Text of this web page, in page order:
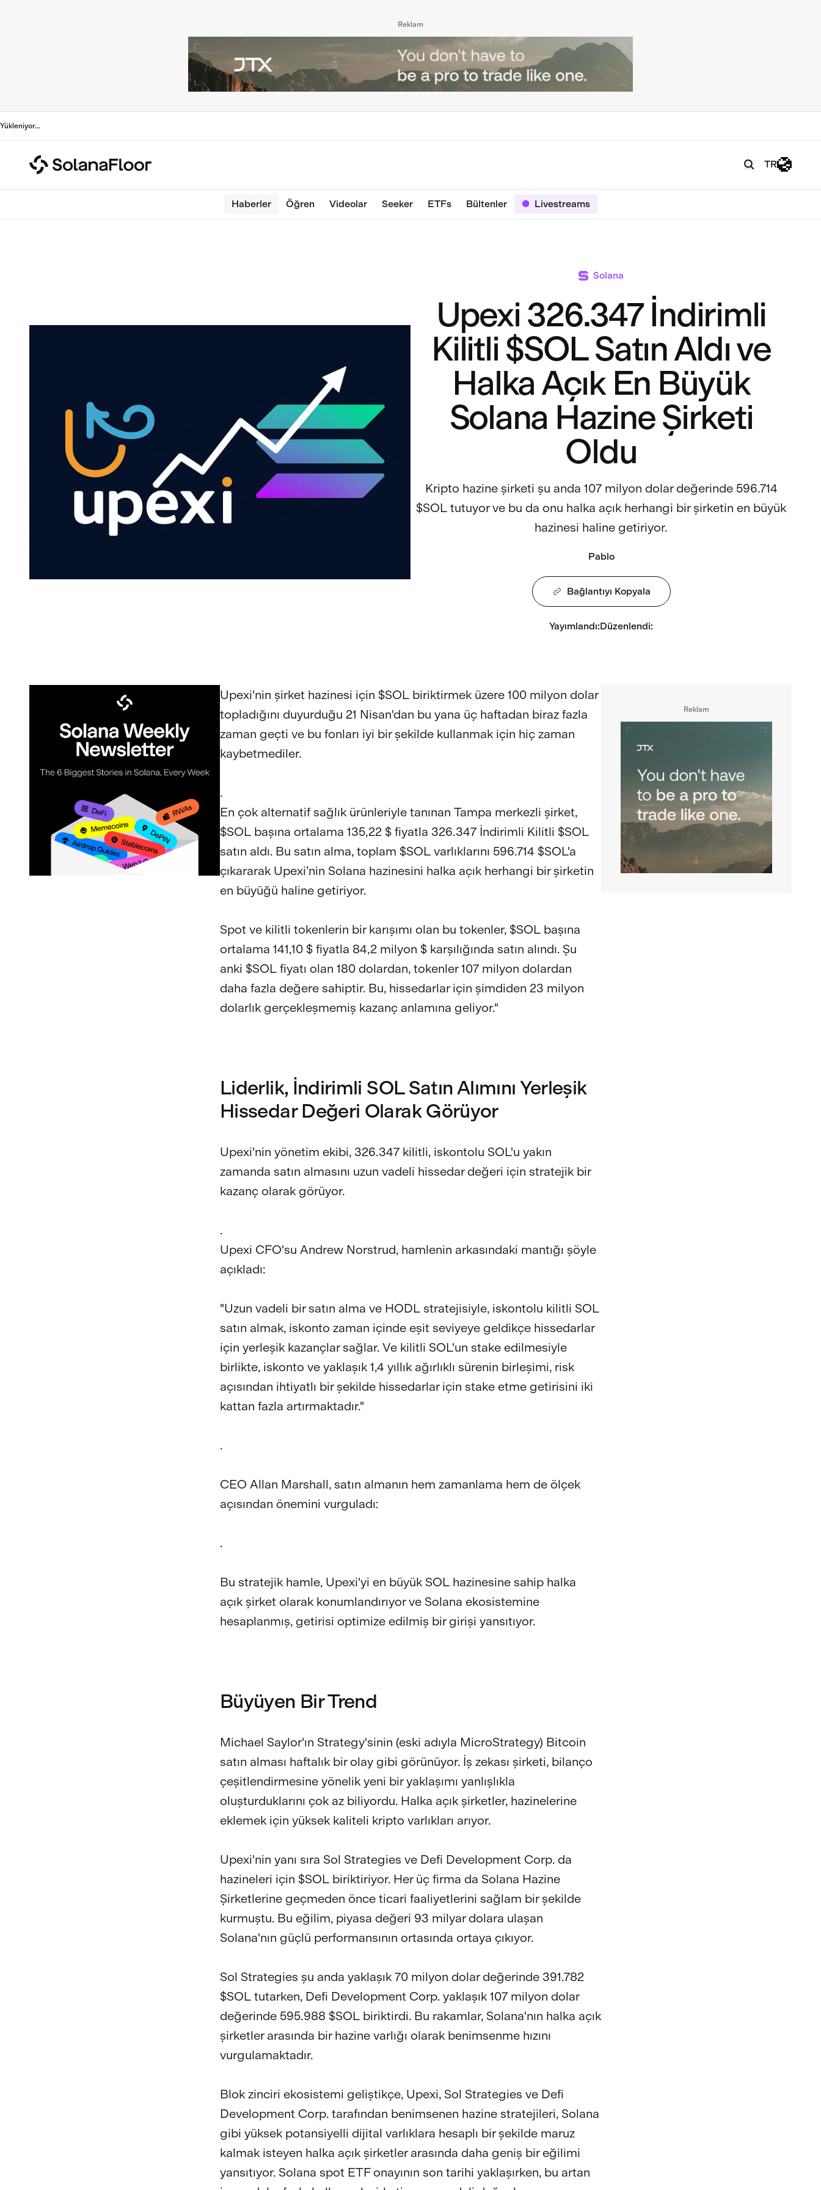
Reklam
Yükleniyor...
TR
Haberler Öğren Videolar Seeker ETFs Bültenler Livestreams
Solana
Upexi 326.347 İndirimli
Kilitli $SOL Satın Aldı ve
Halka Açık En Büyük
Solana Hazine Şirketi
Oldu
Kripto hazine şirketi şu anda 107 milyon dolar değerinde 596.714
$SOL tutuyor ve bu da onu halka açık herhangi bir şirketin en büyük
hazinesi haline getiriyor.
Pablo
Bağlantıyı Kopyala
Yayımlandı:Düzenlendi:
Upexi'nin şirket hazinesi için $SOL biriktirmek üzere 100 milyon dolar
topladığını duyurduğu 21 Nisan'dan bu yana üç haftadan biraz fazla
zaman geçti ve bu fonları iyi bir şekilde kullanmak için hiç zaman
kaybetmediler.
.
En çok alternatif sağlık ürünleriyle tanınan Tampa merkezli şirket,
$SOL başına ortalama 135,22 $ fiyatla 326.347 İndirimli Kilitli $SOL
satın aldı. Bu satın alma, toplam $SOL varlıklarını 596.714 $SOL'a
çıkararak Upexi’nin Solana hazinesini halka açık herhangi bir şirketin
en büyüğü haline getiriyor.
Spot ve kilitli tokenlerin bir karışımı olan bu tokenler, $SOL başına
ortalama 141,10 $ fiyatla 84,2 milyon $ karşılığında satın alındı. Şu
anki $SOL fiyatı olan 180 dolardan, tokenler 107 milyon dolardan
daha fazla değere sahiptir. Bu, hissedarlar için şimdiden 23 milyon
dolarlık gerçekleşmemiş kazanç anlamına geliyor."
Liderlik, İndirimli SOL Satın Alımını Yerleşik
Hissedar Değeri Olarak Görüyor
Upexi'nin yönetim ekibi, 326.347 kilitli, iskontolu SOL'u yakın
zamanda satın almasını uzun vadeli hissedar değeri için stratejik bir
kazanç olarak görüyor.
.
Upexi CFO'su Andrew Norstrud, hamlenin arkasındaki mantığı şöyle
açıkladı:
"Uzun vadeli bir satın alma ve HODL stratejisiyle, iskontolu kilitli SOL
satın almak, iskonto zaman içinde eşit seviyeye geldikçe hissedarlar
için yerleşik kazançlar sağlar. Ve kilitli SOL'un stake edilmesiyle
birlikte, iskonto ve yaklaşık 1,4 yıllık ağırlıklı sürenin birleşimi, risk
açısından ihtiyatlı bir şekilde hissedarlar için stake etme getirisini iki
kattan fazla artırmaktadır."
.
CEO Allan Marshall, satın almanın hem zamanlama hem de ölçek
açısından önemini vurguladı:
.
Bu stratejik hamle, Upexi'yi en büyük SOL hazinesine sahip halka
açık şirket olarak konumlandırıyor ve Solana ekosistemine
hesaplanmış, getirisi optimize edilmiş bir girişi yansıtıyor.
Büyüyen Bir Trend
Michael Saylor'ın Strategy'sinin (eski adıyla MicroStrategy) Bitcoin
satın alması haftalık bir olay gibi görünüyor. İş zekası şirketi, bilanço
çeşitlendirmesine yönelik yeni bir yaklaşımı yanlışlıkla
oluşturduklarını çok az biliyordu. Halka açık şirketler, hazinelerine
eklemek için yüksek kaliteli kripto varlıkları arıyor.
Upexi'nin yanı sıra Sol Strategies ve Defi Development Corp. da
hazineleri için $SOL biriktiriyor. Her üç firma da Solana Hazine
Şirketlerine geçmeden önce ticari faaliyetlerini sağlam bir şekilde
kurmuştu. Bu eğilim, piyasa değeri 93 milyar dolara ulaşan
Solana'nın güçlü performansının ortasında ortaya çıkıyor.
Sol Strategies şu anda yaklaşık 70 milyon dolar değerinde 391.782
$SOL tutarken, Defi Development Corp. yaklaşık 107 milyon dolar
değerinde 595.988 $SOL biriktirdi. Bu rakamlar, Solana'nın halka açık
şirketler arasında bir hazine varlığı olarak benimsenme hızını
vurgulamaktadır.
Blok zinciri ekosistemi geliştikçe, Upexi, Sol Strategies ve Defi
Development Corp. tarafından benimsenen hazine stratejileri, Solana
gibi yüksek potansiyelli dijital varlıklara hesaplı bir şekilde maruz
kalmak isteyen halka açık şirketler arasında daha geniş bir eğilimi
yansıtıyor. Solana spot ETF onayının son tarihi yaklaşırken, bu artan
Reklam